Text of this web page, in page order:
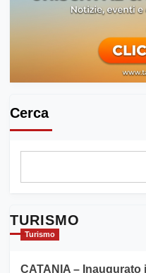
Cerca
TURISMO
Turismo
CATANIA –